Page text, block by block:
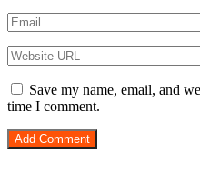
Save my name, email, and
time I comment.